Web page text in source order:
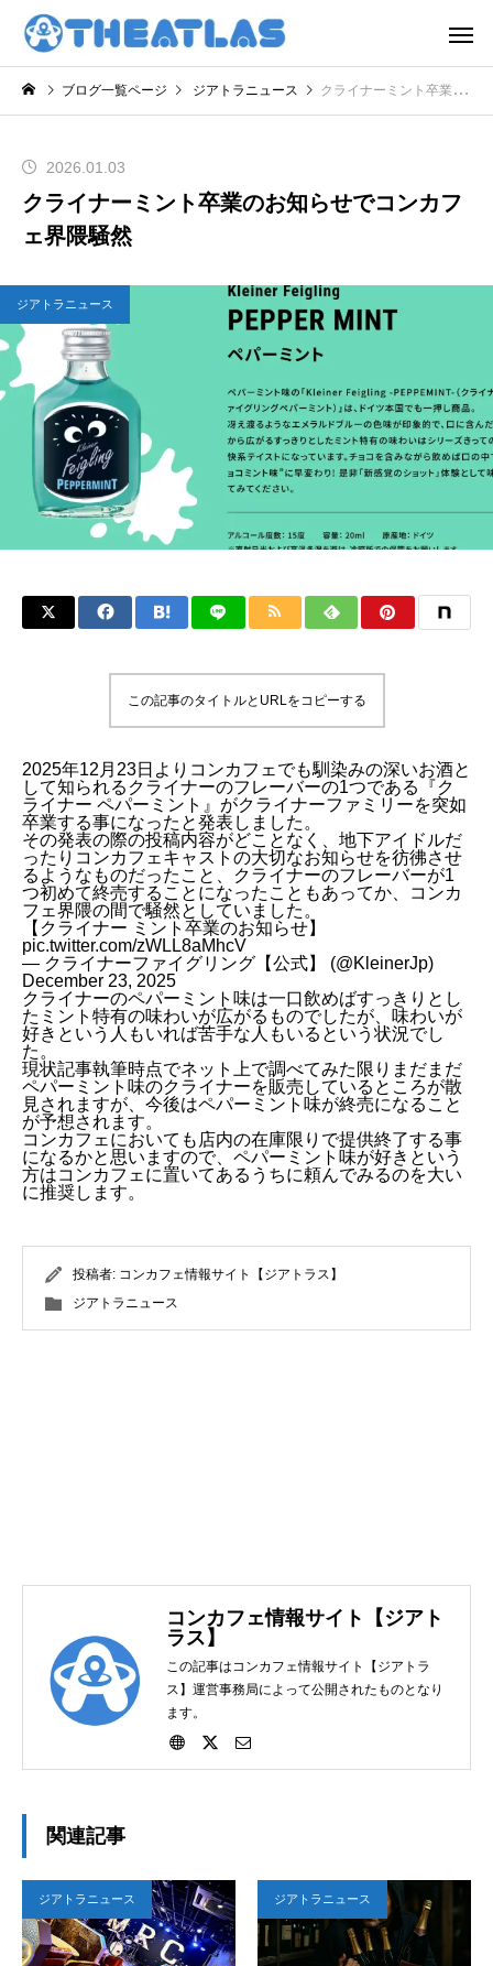
ブログ一覧ページ ジアトラニュース クライナーミント卒業のお知らせでコンカフェ界隈騒然
2026.01.03
クライナーミント卒業のお知らせでコンカフ
ェ界隈騒然
ジアトラニュース
この記事のタイトルとURLをコピーする
2025年12月23日よりコンカフェでも馴染みの深いお酒と
して知られるクライナーのフレーバーの1つである『ク
ライナー ペパーミント』がクライナーファミリーを突如
卒業する事になったと発表しました。
その発表の際の投稿内容がどことなく、地下アイドルだ
ったりコンカフェキャストの大切なお知らせを彷彿させ
るようなものだったこと、クライナーのフレーバーが1
つ初めて終売することになったこともあってか、コンカ
フェ界隈の間で騒然としていました。
【クライナー ミント卒業のお知らせ】
pic.twitter.com/zWLL8aMhcV
— クライナーファイグリング【公式】 (@KleinerJp)
December 23, 2025
クライナーのペパーミント味は一口飲めばすっきりとし
たミント特有の味わいが広がるものでしたが、味わいが
好きという人もいれば苦手な人もいるという状況でし
た。
現状記事執筆時点でネット上で調べてみた限りまだまだ
ペパーミント味のクライナーを販売しているところが散
見されますが、今後はペパーミント味が終売になること
が予想されます。
コンカフェにおいても店内の在庫限りで提供終了する事
になるかと思いますので、ペパーミント味が好きという
方はコンカフェに置いてあるうちに頼んでみるのを大い
に推奨します。
投稿者: コンカフェ情報サイト【ジアトラス】
ジアトラニュース
コンカフェ情報サイト【ジアト
ラス】
この記事はコンカフェ情報サイト【ジアトラ
ス】運営事務局によって公開されたものとなり
ます。
関連記事
ジアトラニュース ジアトラニュース